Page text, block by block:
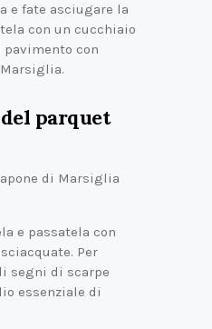
e fate asciugare la
con un cucchiaio
con
parquet
di Marsiglia
e passatela con
Per
segni di scarpe
essenziale di